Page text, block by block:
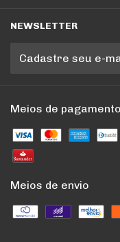
NEWSLETTER
Meios de pagamento
Meios de envio